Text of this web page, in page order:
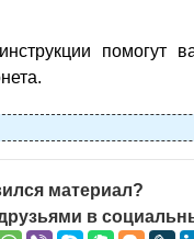
помогут
материал?
в